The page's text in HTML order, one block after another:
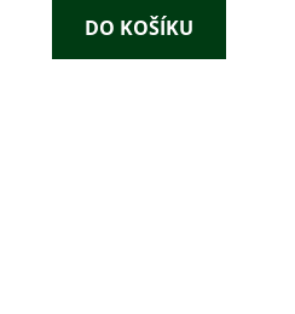
DO KOŠÍKU